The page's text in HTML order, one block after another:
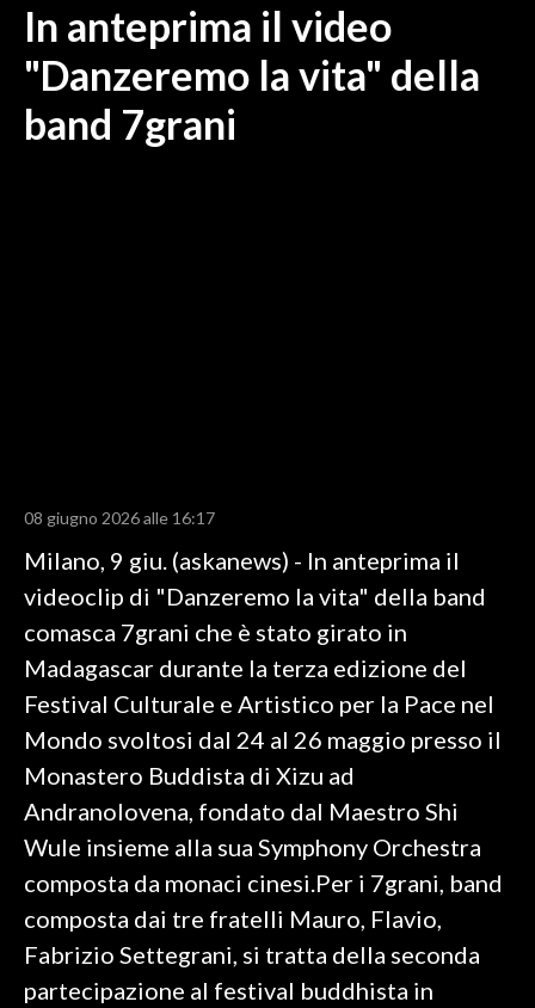
ITALIA
MONDO
RISULTATI E CLASSIFICHE
CALCIO
CALCIO REGIONALE
BASKET
VOLLEY
MOTORI
TENNIS
ALTRI SPORT
SPETTACOLI
GOSSIP
In anteprima il video
"Danzeremo la vita" della
band 7grani
08 giugno 2026 alle 16:17
Milano, 9 giu. (askanews) - In anteprima il
videoclip di "Danzeremo la vita" della band
comasca 7grani che è stato girato in
Madagascar durante la terza edizione del
Festival Culturale e Artistico per la Pace nel
Mondo svoltosi dal 24 al 26 maggio presso il
Monastero Buddista di Xizu ad
Andranolovena, fondato dal Maestro Shi
Wule insieme alla sua Symphony Orchestra
composta da monaci cinesi.Per i 7grani, band
composta dai tre fratelli Mauro, Flavio,
Fabrizio Settegrani, si tratta della seconda
partecipazione al festival buddhista in